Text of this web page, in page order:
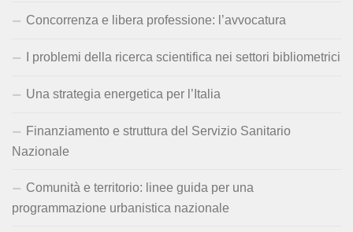
Concorrenza e libera professione: l’avvocatura
I problemi della ricerca scientifica nei settori bibliometrici
Una strategia energetica per l’Italia
Finanziamento e struttura del Servizio Sanitario
Nazionale
Comunità e territorio: linee guida per una
programmazione urbanistica nazionale